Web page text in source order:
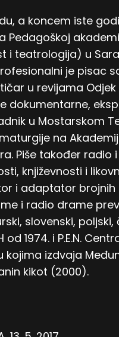
a koncem iste
Pedagoškoj
i teatrologija) u
je pisac
u revijama
dokumentarne,
u Mostarskom
na
Piše također radio
književnosti i
i adaptator
i radio drame
slovenski,
1974. i P.E.N.
kojima izdvaja
kikot (2000).